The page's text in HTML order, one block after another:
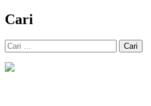
Cari
Cari
untuk: